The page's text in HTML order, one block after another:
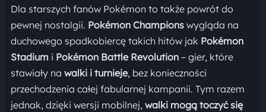
Dla starszych fanów Pokémon to także powrót do
pewnej nostalgii. Pokémon Championswygląda na
duchowego spadkobiercę takich hitów jak Pokémon
Stadiumi Pokémon Battle Revolution– gier, które
stawiały na walki i turnieje, bez konieczności
przechodzenia całej fabularnej kampanii. Tym razem
jednak, dzięki wersji mobilnej, walki mogą toczyć się